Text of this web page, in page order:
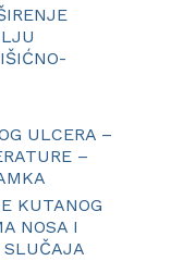
ULCERA –
–
KUTANOG
NOSA I
SLUČAJA